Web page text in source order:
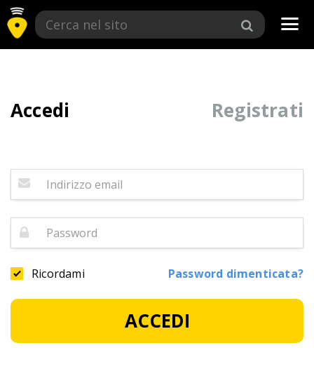
Accedi Registrati
Ricordami Password dimenticata?
ACCEDI